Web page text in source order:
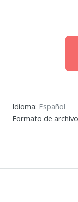
Idioma: Español
Formato de archivo